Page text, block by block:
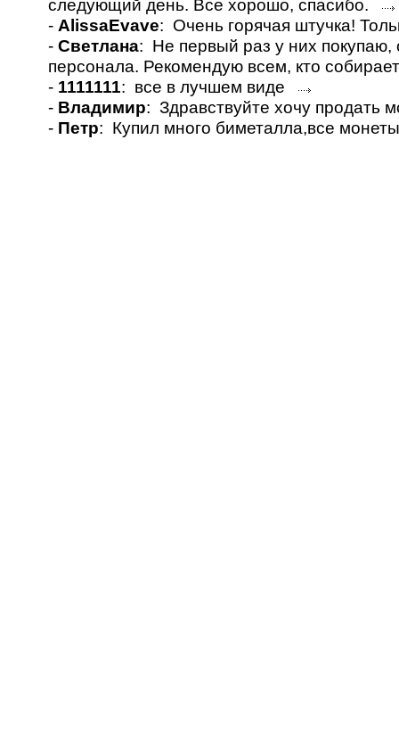
следующий день. Все хорошо, спасибо.
- AlissaEvave: Очень горячая штучка!
- Светлана: Не первый раз у них
персонала. Рекомендую всем, кто
- 1111111: все в лучшем виде
- Владимир: Здравствуйте хочу продать
- Петр: Купил много биметалла,все